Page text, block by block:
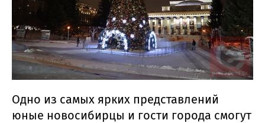
Одно из самых ярких представлений
юные новосибирцы и гости города смогут